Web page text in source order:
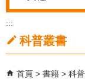
:::
科普叢書
首頁 書籍 科